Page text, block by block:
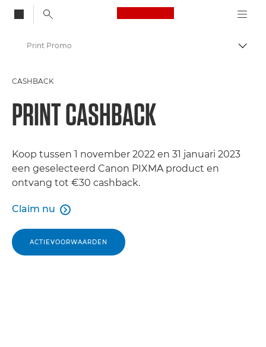
Canon Logo, back
Print Promo
CASHBACK
PRINT CASHBACK
Koop tussen 1 november 2022 en 31 januari 2023
een geselecteerd Canon PIXMA product en
ontvang tot €30 cashback.
Claim nu 
ACTIEVOORWAARDEN